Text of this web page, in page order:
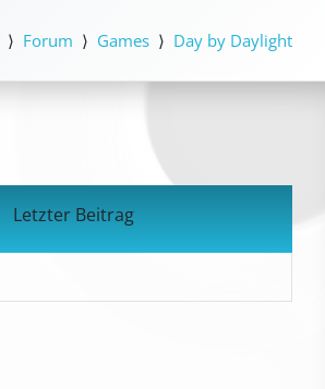
Forum Games Day by Daylight
Letzter Beitrag